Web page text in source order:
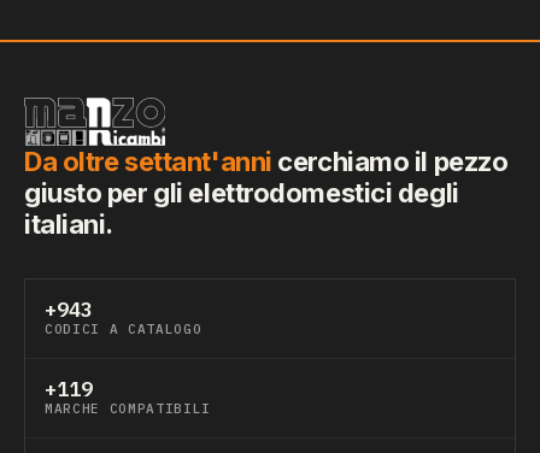
Da oltre settant'anni cerchiamo il pezzo
giusto per gli elettrodomestici degli
italiani.
+943
CODICI A CATALOGO
+119
MARCHE COMPATIBILI